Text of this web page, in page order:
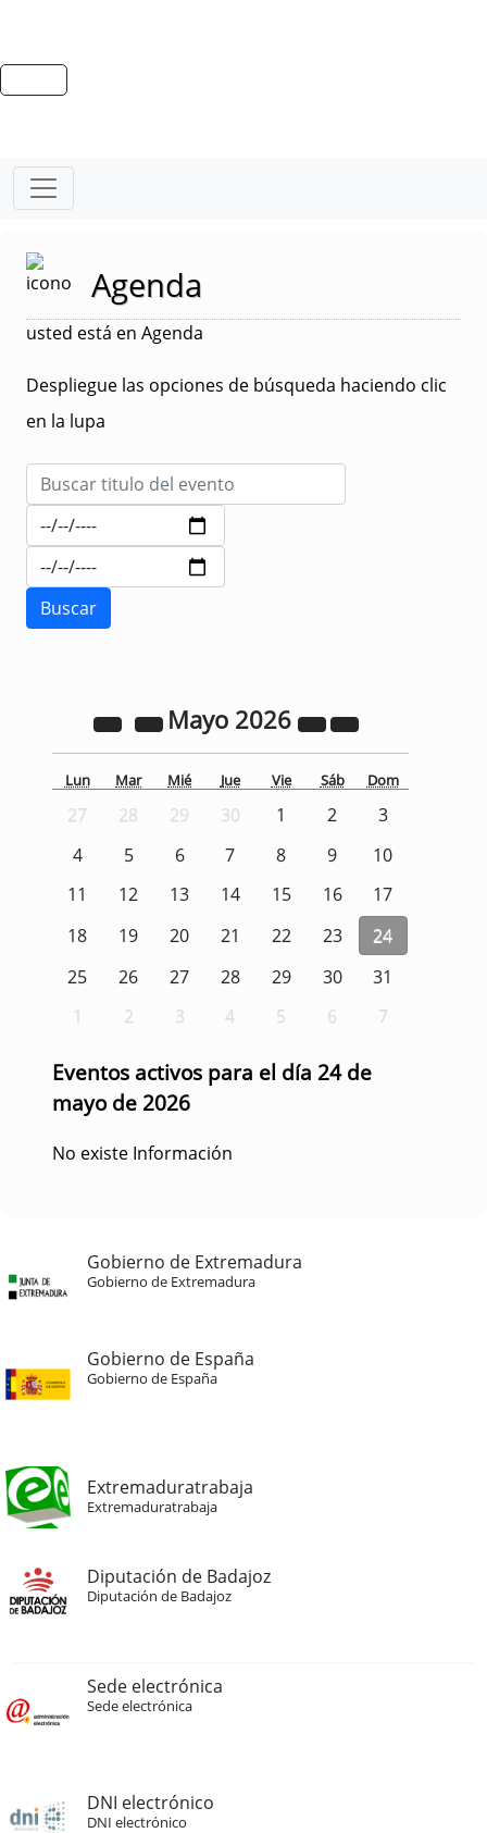
Agenda
usted está en Agenda
Despliegue las opciones de búsqueda haciendo clic
en la lupa
Mayo 2026
Lun Mar Mié Jue Vie Sáb Dom
27 28 29 30 1 2
3
4
5 6 7 8 9
10
11
12 13 14 15 16
17
18
19 20 21 22 23
24
25
26 27 28 29 30
31
1
2 3 4 5 6 7
Eventos activos para el día 24 de
mayo de 2026
No existe Información
Gobierno de Extremadura
Gobierno de Extremadura
Gobierno de España
Gobierno de España
Extremaduratrabaja
Extremaduratrabaja
Diputación de Badajoz
Diputación de Badajoz
Sede electrónica
Sede electrónica
DNI electrónico
DNI electrónico